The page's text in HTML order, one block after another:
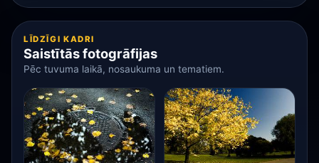
LĪDZĪGI KADRI
Saistītās fotogrāfijas
Pēc tuvuma laikā, nosaukuma un tematiem.